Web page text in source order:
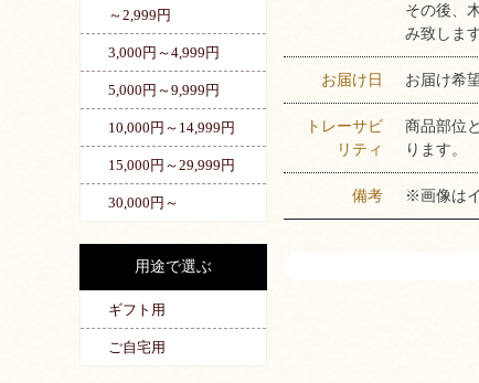
～2,999円
3,000円～4,999円
5,000円～9,999円
10,000円～14,999円
15,000円～29,999円
30,000円～
用途で選ぶ
ギフト用
ご自宅用
その後、
み致します
お届け日 お届け希
トレーサビ
リティ
商品部位
ります。
備考 ※画像は